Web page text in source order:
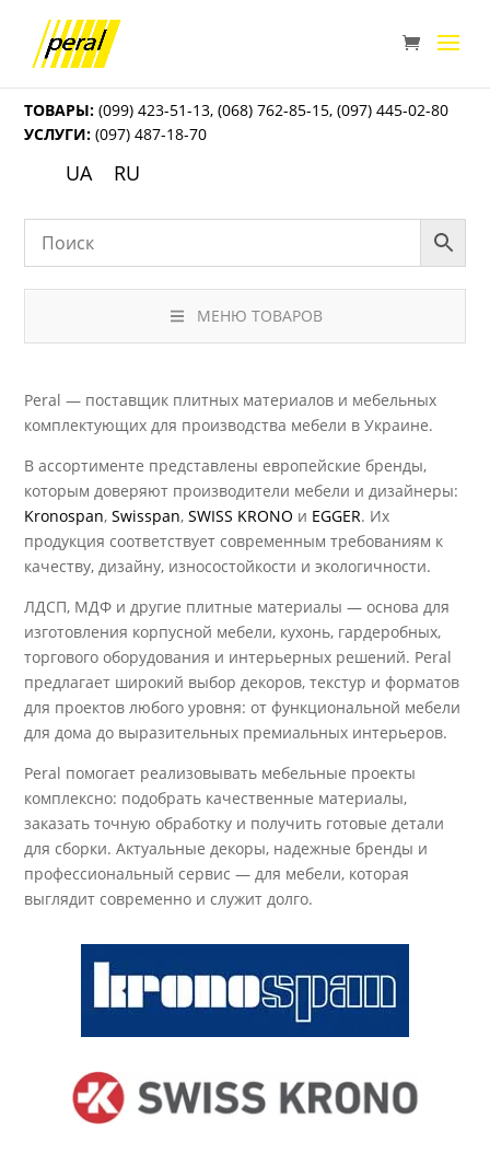
ТОВАРЫ: (099) 423-51-13,(068) 762-85-15,(097) 445-02-80
УСЛУГИ: (097) 487-18-70
UA RU
МЕНЮ ТОВАРОВ
Peral — поставщик плитных материалов и мебельных
комплектующих для производства мебели в Украине.
В ассортименте представлены европейские бренды,
которым доверяют производители мебели и дизайнеры:
Kronospan,Swisspan,SWISS KRONO и EGGER. Их
продукция соответствует современным требованиям к
качеству, дизайну, износостойкости и экологичности.
ЛДСП, МДФ и другие плитные материалы — основа для
изготовления корпусной мебели, кухонь, гардеробных,
торгового оборудования и интерьерных решений. Peral
предлагает широкий выбор декоров, текстур и форматов
для проектов любого уровня: от функциональной мебели
для дома до выразительных премиальных интерьеров.
Peral помогает реализовывать мебельные проекты
комплексно: подобрать качественные материалы,
заказать точную обработку и получить готовые детали
для сборки. Актуальные декоры, надежные бренды и
профессиональный сервис — для мебели, которая
выглядит современно и служит долго.